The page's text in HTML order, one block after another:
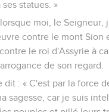
statues. »
moi, le Seigneur,
contre le mont Sion
le roi d'Assyrie à
de son regard.
dit : « C'est par la force
sagesse, car je suis